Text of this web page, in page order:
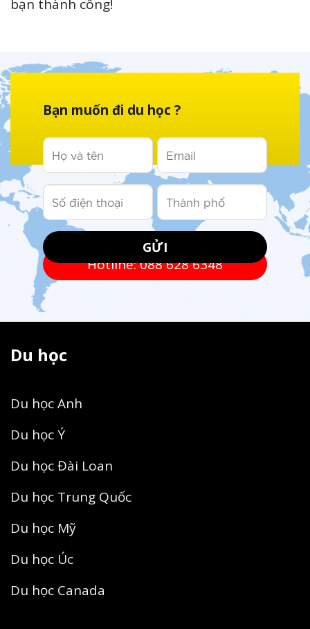
bạn thành công!
Bạn muốn đi du học ?
Hotline: 088 628 6348
Du học
Du học Anh
Du học Ý
Du học Đài Loan
Du học Trung Quốc
Du học Mỹ
Du học Úc
Du học Canada